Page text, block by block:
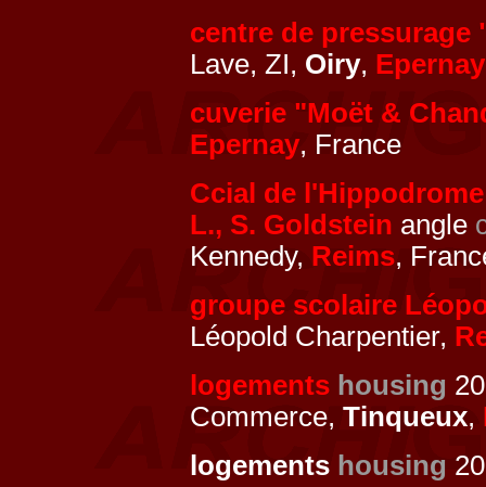
centre de pressurage
Lave, ZI, Oiry, Epernay
cuverie "Moët &
Epernay, France
Ccial de
L., S. Goldstein angle
Kennedy, Reims,
groupe scolaire
Léopold Charpentier,
logements housing
Commerce, Tinqueux,
logements housing